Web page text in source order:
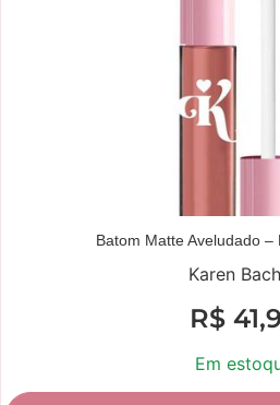
Batom Matte Aveludado –
Karen
R$
Em